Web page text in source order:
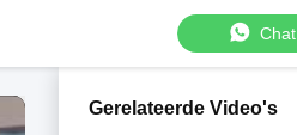
Chat
Gerelateerde Video's